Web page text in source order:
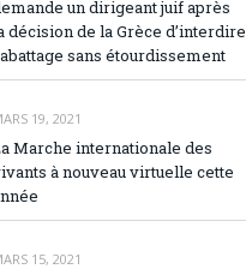
un dirigeant juif après
décision de la Grèce d’interdire
sans étourdissement
19, 2021
Marche internationale des
à nouveau virtuelle cette
15, 2021